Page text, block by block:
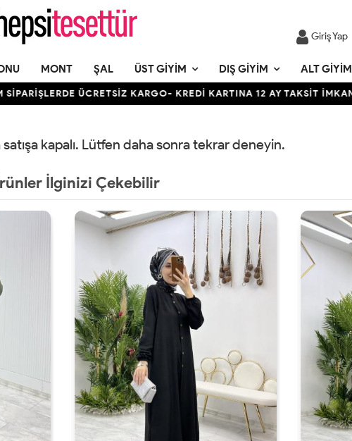
Giriş Yap
MONT ŞAL ÜST GIYIM DIŞ GIYIM ALT GIYIM
ÜCRETSİZ KARGO- KREDİ KARTINA 12 AY TAKSİT İMKANI
kapalı. Lütfen daha sonra tekrar deneyin.
İlginizi Çekebilir